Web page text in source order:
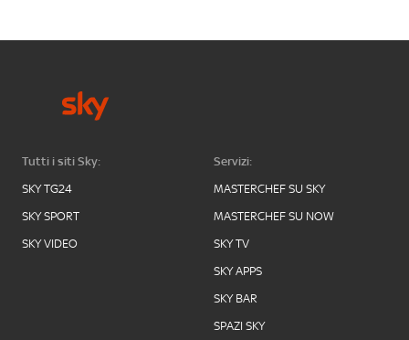
Tutti i siti Sky:
SKY TG24
SKY SPORT
SKY VIDEO
Servizi:
MASTERCHEF SU SKY
MASTERCHEF SU NOW
SKY TV
SKY APPS
SKY BAR
SPAZI SKY